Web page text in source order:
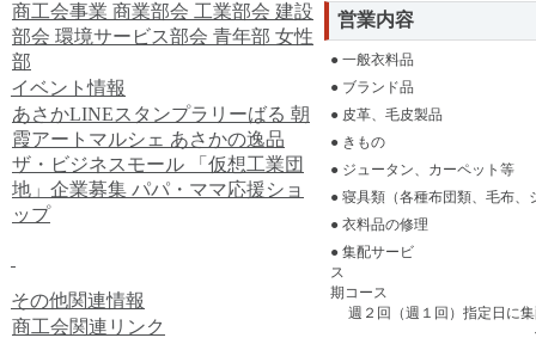
商工会事業 商業部会 工業部会 建設
部会 環境サービス部会 青年部 女性
部
イベント情報
あさかLINEスタンプラリーばる 朝
霞アートマルシェ あさかの逸品
ザ・ビジネスモール
「仮想工業団
地」企業募集 パパ・ママ応援ショ
ップ
その他関連情報
商工会関連リンク
営業内容
● 一般衣料品
● ブランド品
● 皮革、毛皮製品
● きもの
● ジュータン、カーペット等
● 寝具類（各種布団類、毛布、
● 衣料品の修理
● 集配サービ
期コ
週２回（週１回）指定日に